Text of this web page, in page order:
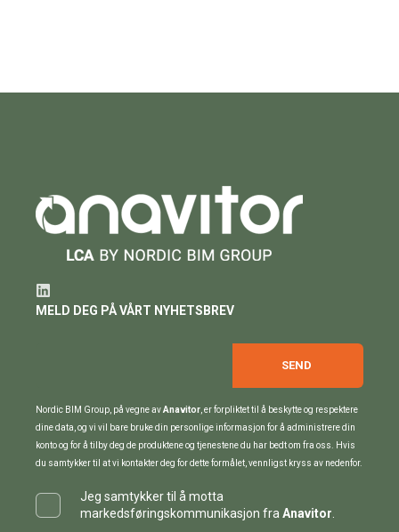
MELD DEG PÅ VÅRT NYHETSBREV
Nordic BIM Group, på vegne avAnavitor , er forpliktet til å beskytte og respektere
dine data, og vi vil bare bruke din personlige informasjon for å administrere din
konto og for å tilby deg de produktene og tjenestene du har bedt om fra oss. Hvis
du samtykker til at vi kontakter deg for dette formålet, vennligst kryss av nedenfor.
Jeg samtykker til å motta
markedsføringskommunikasjon fra Anavitor